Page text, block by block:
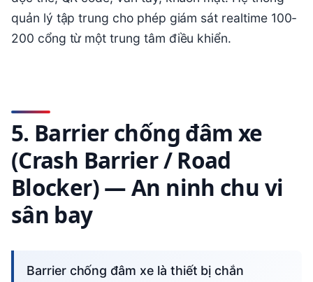
quản lý tập trung cho phép giám sát realtime 100-
200 cổng từ một trung tâm điều khiển.
5. Barrier chống đâm xe
(Crash Barrier / Road
Blocker) — An ninh chu vi
sân bay
Barrier chống đâm xe là thiết bị chắn